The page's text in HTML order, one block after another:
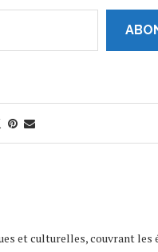
et culturelles, couvrant les